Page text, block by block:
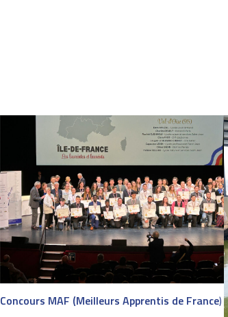
Concours MAF (Meilleurs Apprentis de France)